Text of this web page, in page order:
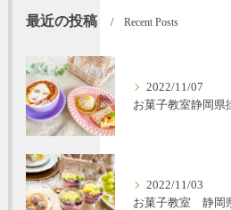
最近の投稿 Recent Posts
2022/11/07
お菓子教室静岡県
2022/11/03
お菓子教室 静岡